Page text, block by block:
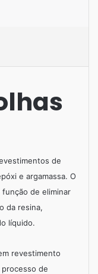
de
e argamassa. O
função de eliminar
da resina,
líquido.
revestimento
de